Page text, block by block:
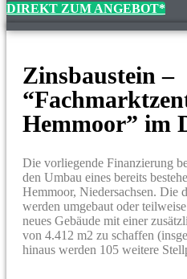
DIREKT ZUM ANGEBOT*
Zinsbaustein –
Hemmoor” im
Die vorliegende Finanzierung
den Umbau eines bereits
Hemmoor, Niedersachsen. Die
werden umgebaut oder
neues Gebäude mit einer
von 4.412 m2 zu schaffen
hinaus werden 105 weitere